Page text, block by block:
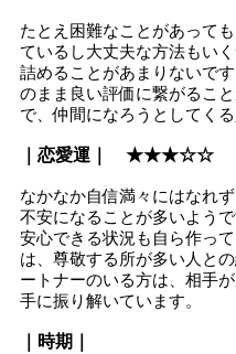
たとえ困難なことがあって
ているし大丈夫な方法もい
詰めることがあまりないで
のまま良い評価に繋がるこ
で、仲間になろうとしてく
｜恋愛運｜ ★★★☆☆
なかなか自信満々にはなれ
不安になることが多いよう
安心できる状況も自ら作っ
は、尊敬する所が多い人と
ートナーのいる方は、相手
手に振り解いています。
｜時期｜